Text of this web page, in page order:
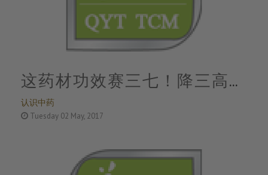
认识中药
这药材功效赛三七！降三高、
排肝毒，它独有奇效
Tuesday 02 May, 2017